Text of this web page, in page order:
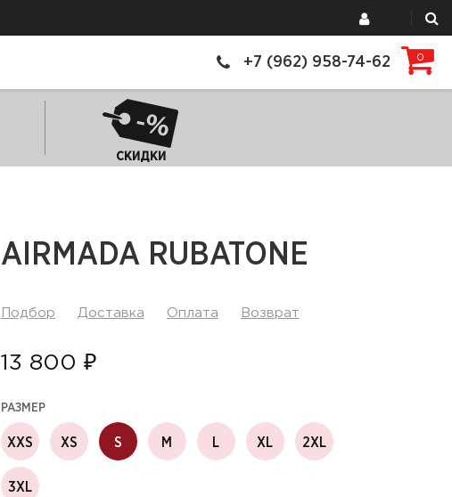
+7 (962) 958-74-62 0
СКИДКИ
AIRMADA RUBATONE
Подбор Доставка Оплата Возврат
13 800 ₽
РАЗМЕР
XXS XS S M L XL 2XL
3XL